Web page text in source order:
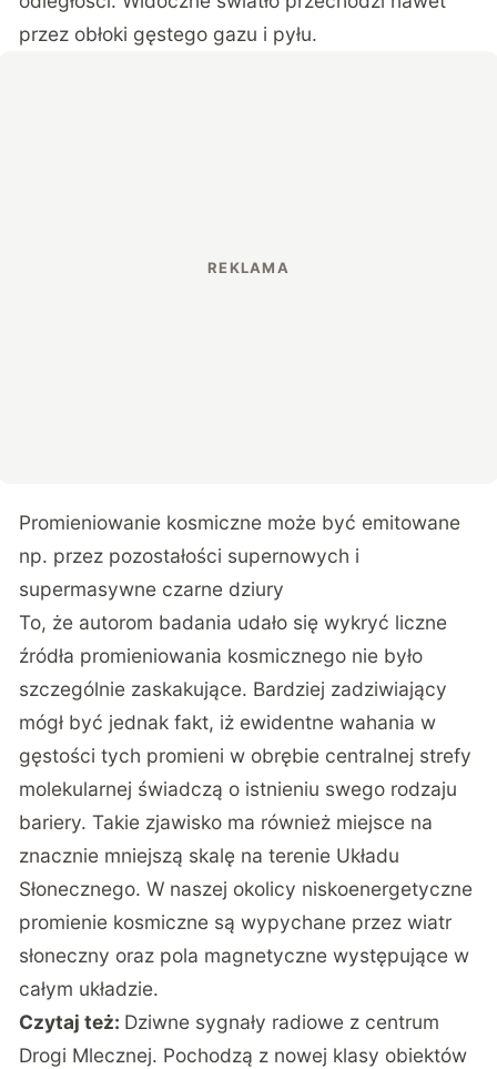
przez obłoki gęstego gazu i pyłu.
Promieniowanie kosmiczne może być emitowane
np. przez pozostałości supernowych i
supermasywne czarne dziury
To, że autorom badania udało się wykryć liczne
źródła promieniowania kosmicznego nie było
szczególnie zaskakujące. Bardziej zadziwiający
mógł być jednak fakt, iż ewidentne wahania w
gęstości tych promieni w obrębie centralnej strefy
molekularnej świadczą o istnieniu swego rodzaju
bariery. Takie zjawisko ma również miejsce na
znacznie mniejszą skalę na terenie Układu
Słonecznego. W naszej okolicy niskoenergetyczne
promienie kosmiczne są wypychane przez wiatr
słoneczny oraz pola magnetyczne występujące w
całym układzie.
Czytaj też: Dziwne sygnały radiowe z centrum
Drogi Mlecznej. Pochodzą z nowej klasy obiektów